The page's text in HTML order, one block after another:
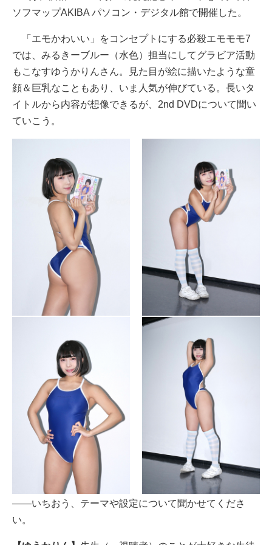
ソフマップAKIBA パソコン・デジタル館で開催した。
「エモかわいい」をコンセプトにする必殺エモモモ7
では、みるきーブルー（水色）担当にしてグラビア活動
もこなすゆうかりんさん。見た目が絵に描いたような童
顔＆巨乳なこともあり、いま人気が伸びている。長いタ
イトルから内容が想像できるが、2nd DVDについて聞い
ていこう。
――いちおう、テーマや設定について聞かせてくださ
い。